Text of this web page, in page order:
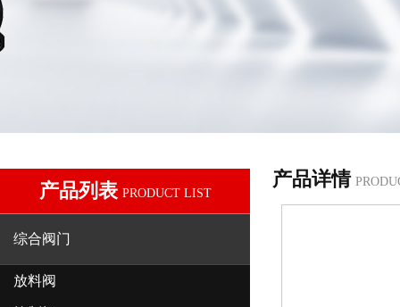
产品列表 PRODUCT LIST
综合阀门
放料阀
产品详情